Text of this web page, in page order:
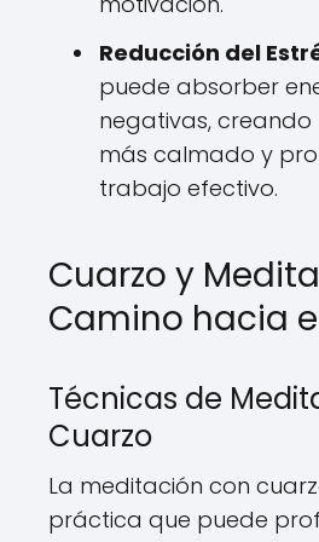
Reducción del
puede absorber
negativas, creando
más calmado y
trabajo efectivo.
Cuarzo y
Camino hacia
Técnicas de
Cuarzo
La meditación con
práctica que puede